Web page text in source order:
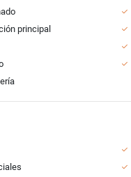
principal